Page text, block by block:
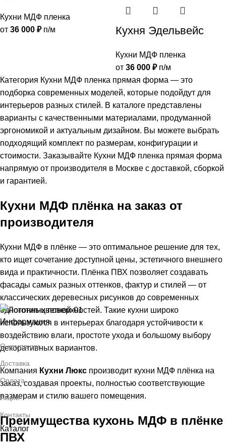
Кухни МДФ пленка
от 36 000 ₽п/м Кухня Эдельвейс
Кухни МДФ пленка
от 36 000 ₽п/м
Категория Кухни МДФ пленка прямая форма — это
подборка современных моделей, которые подойдут для
интерьеров разных стилей. В каталоге представлены
варианты с качественными материалами, продуманной
эргономикой и актуальным дизайном. Вы можете выбрать
подходящий комплект по размерам, конфигурации и
стоимости. Заказывайте Кухни МДФ пленка прямая форма
напрямую от производителя в Москве с доставкой, сборкой
и гарантией.
Кухни МДФ плёнка на заказ от
производителя
Кухни МДФ в плёнке — это оптимальное решение для тех,
кто ищет сочетание доступной цены, эстетичного внешнего
вида и практичности. Плёнка ПВХ позволяет создавать
фасады самых разных оттенков, фактур и стилей — от
классических деревесных рисунков до современных
однотонных поверхностей. Такие кухни широко
используются в интерьерах благодаря устойчивости к
воздействию влаги, простоте ухода и большому выбору
декоративных вариантов.
Компания Кухни Люкс производит кухни МДФ плёнка на
заказ, создавая проекты, полностью соответствующие
размерам и стилю вашего помещения.
Преимущества кухонь МДФ в плёнке
ПВХ
Информация
О компании
Доставка
Оплата
Акции
Контакты
Каталог